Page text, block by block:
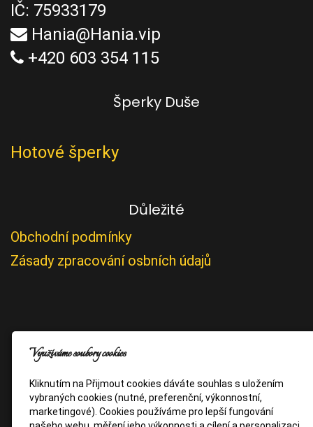
IČ: 75933179
Hania@Hania.vip
+420 603 354 115
Šperky Duše
Hotové šperky
Důležité
Obchodní podmínky
Zásady zpracování osbních údajů
Využíváme soubory cookies
Kliknutím na Přijmout cookies dáváte souhlas s uložením
vybraných cookies (nutné, preferenční, výkonnostní,
marketingové). Cookies používáme pro lepší fungování